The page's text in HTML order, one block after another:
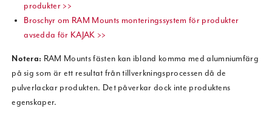
produkter >>
Broschyr om RAM Mounts monteringssystem för produkter
avsedda för KAJAK >>
Notera: RAM Mounts fästen kan ibland komma med alumniumfärg
på sig som är ett resultat från tillverkningsprocessen då de
pulverlackar produkten. Det påverkar dock inte produktens
egenskaper.